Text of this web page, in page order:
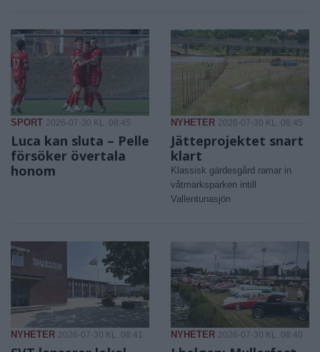
SPORT 2026-07-30 KL. 08:45
Luca kan sluta – Pelle
försöker övertala
honom
NYHETER 2026-07-30 KL. 08:45
Jätteprojektet snart
klart
Klassisk gärdesgård ramar in
våtmarksparken intill
Vallentunasjön
NYHETER 2026-07-30 KL. 08:41 NYHETER 2026-07-30 KL. 08:40